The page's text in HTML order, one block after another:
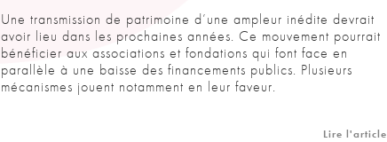
Une transmission de patrimoine d’une ampleur inédite devrait
avoir lieu dans les prochaines années. Ce mouvement pourrait
bénéficier aux associations et fondations qui font face en
parallèle à une baisse des financements publics. Plusieurs
mécanismes jouent notamment en leur faveur.
Lire l'article